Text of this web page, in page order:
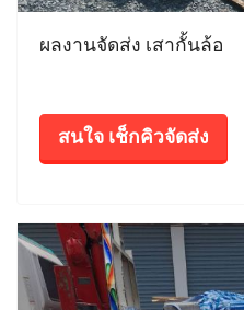
ผลงานจัดส่ง เสากั้นล้อ
สนใจ เช็กคิวจัดส่ง